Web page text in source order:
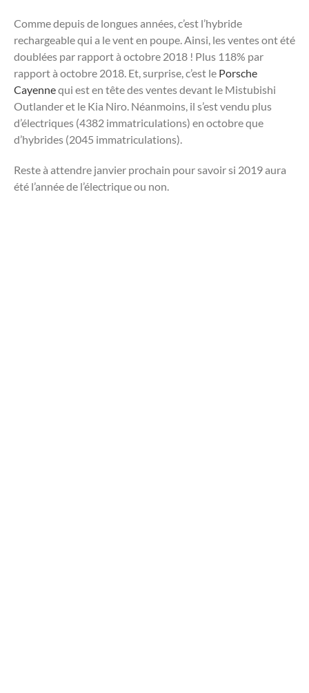
Comme depuis de longues années, c’est l’hybride
rechargeable qui a le vent en poupe. Ainsi, les ventes ont été
doublées par rapport à octobre 2018 ! Plus 118% par
rapport à octobre 2018. Et, surprise, c’est le Porsche
Cayennequi est en tête des ventes devant le Mistubishi
Outlander et le Kia Niro. Néanmoins, il s’est vendu plus
d’électriques (4382 immatriculations) en octobre que
d’hybrides (2045 immatriculations).
Reste à attendre janvier prochain pour savoir si 2019 aura
été l’année de l’électrique ou non.